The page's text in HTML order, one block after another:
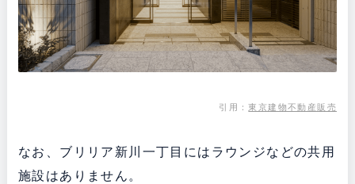
引用：東京建物不動産販売
なお、ブリリア新川一丁目にはラウンジなどの共用
施設はありません。